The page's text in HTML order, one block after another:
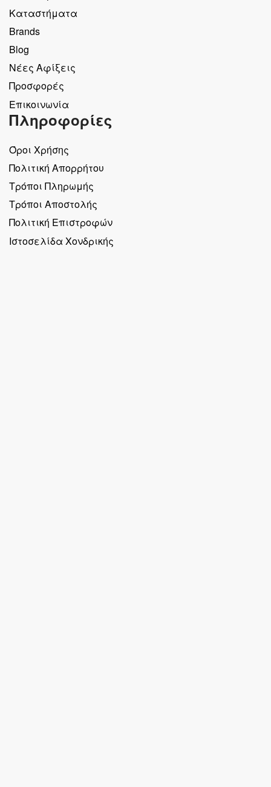
Καταστήματα
Brands
Blog
Νέες Αφίξεις
Προσφορές
Επικοινωνία
Πληροφορίες
Όροι Χρήσης
Πολιτική Απορρήτου
Τρόποι Πληρωμής
Τρόποι Αποστολής
Πολιτική Επιστροφών
Ιστοσελίδα Χονδρικής